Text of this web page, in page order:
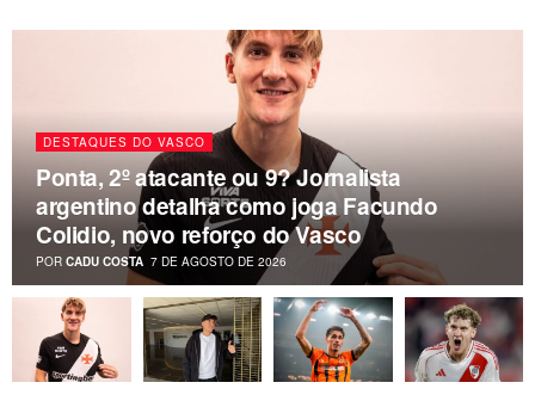
DESTAQUES DO VASCO
Ponta, 2º atacante ou 9? Jornalista
argentino detalha como joga Facundo
Colidio, novo reforço do Vasco
POR CADU COSTA 7 DE AGOSTO DE 2026